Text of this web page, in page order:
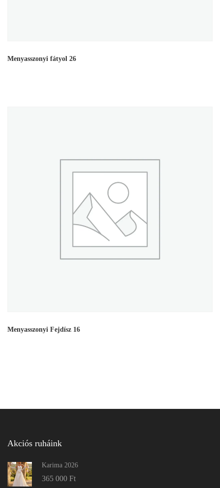
Menyasszonyi fátyol 26
Menyasszonyi Fejdísz 16
Akciós ruháink
Karima 2026
365 000 Ft